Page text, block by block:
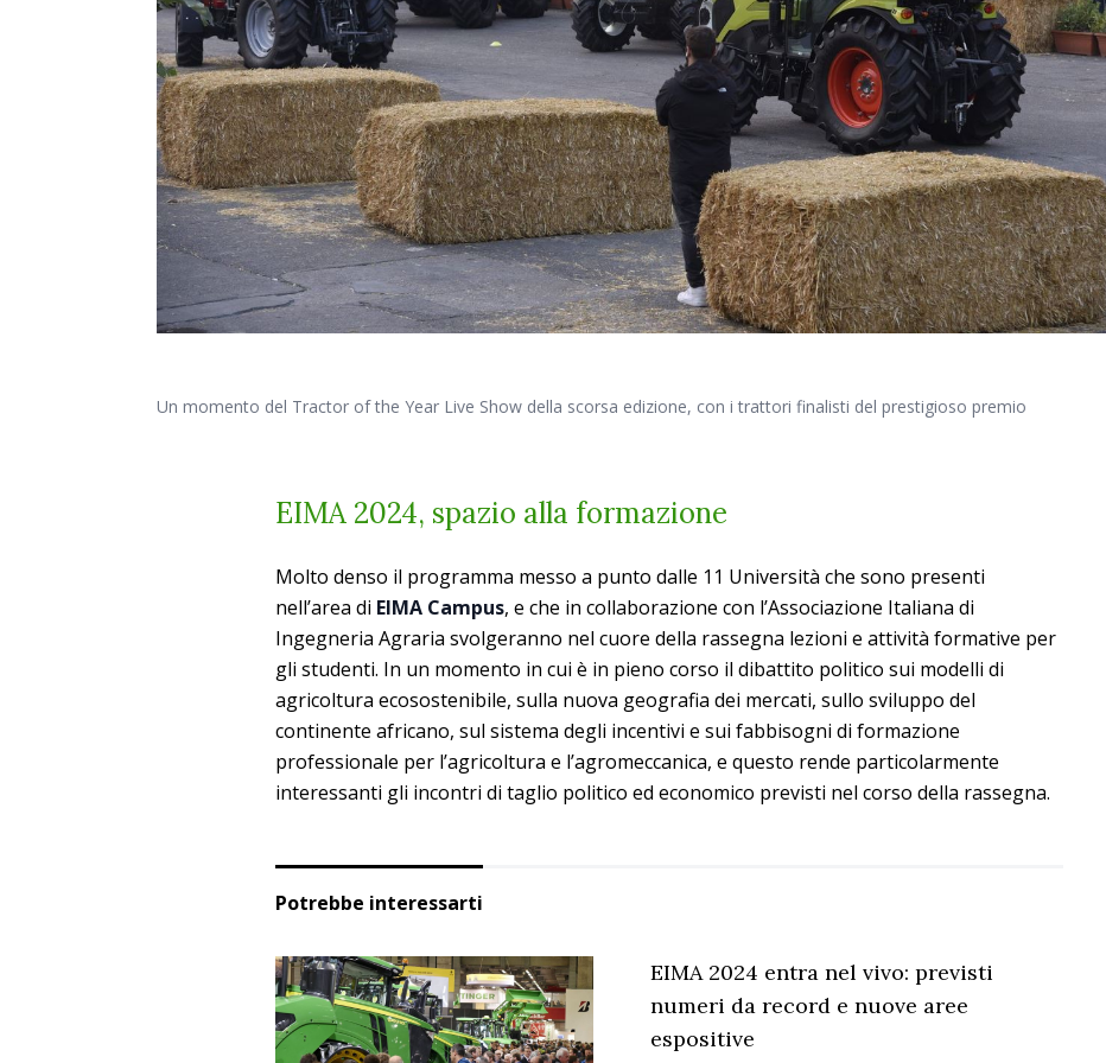
Un momento del Tractor of the Year Live Show della scorsa edizione, con i trattori finalisti del prestigioso premio
EIMA 2024, spazio alla formazione
Molto denso il programma messo a punto dalle 11 Università che sono presenti
nell’area di EIMA Campus, e che in collaborazione con l’Associazione Italiana di
Ingegneria Agraria svolgeranno nel cuore della rassegna lezioni e attività formative per
gli studenti. In un momento in cui è in pieno corso il dibattito politico sui modelli di
agricoltura ecosostenibile, sulla nuova geografia dei mercati, sullo sviluppo del
continente africano, sul sistema degli incentivi e sui fabbisogni di formazione
professionale per l’agricoltura e l’agromeccanica, e questo rende particolarmente
interessanti gli incontri di taglio politico ed economico previsti nel corso della rassegna.
Potrebbe interessarti
EIMA 2024 entra nel vivo: previsti
numeri da record e nuove aree
espositive